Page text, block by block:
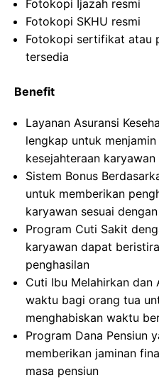
Fotokopi Ijazah resmi
Fotokopi SKHU resmi
Fotokopi sertifikat atau
tersedia
Benefit
Layanan Asuransi
lengkap untuk
kesejahteraan
Sistem Bonus
untuk memberikan
karyawan sesuai
Program Cuti Sakit
karyawan dapat
penghasilan
Cuti Ibu Melahirkan dan
waktu bagi orang tua
menghabiskan waktu
Program Dana Pensiun
memberikan jaminan
masa pensiun